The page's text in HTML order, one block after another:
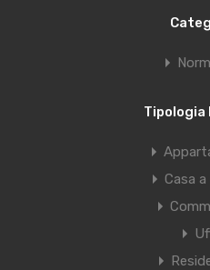
Tipologia
Casa